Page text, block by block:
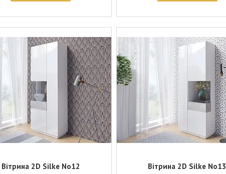
Вітрина 2D Silke No12 Вітрина 2D Silke No13